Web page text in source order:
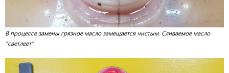
В процессе замены грязное масло замещается чистым. Сливаемое масло
“светлеет”